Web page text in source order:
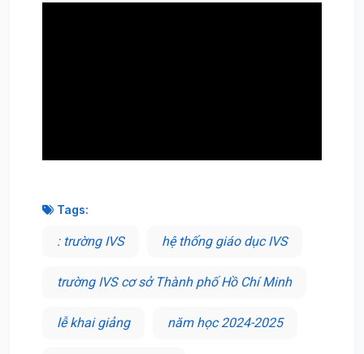
Tags:
: trường IVS hệ thống giáo dục IVS
trường IVS cơ sở Thành phố Hồ Chí Minh
lễ khai giảng năm học 2024-2025